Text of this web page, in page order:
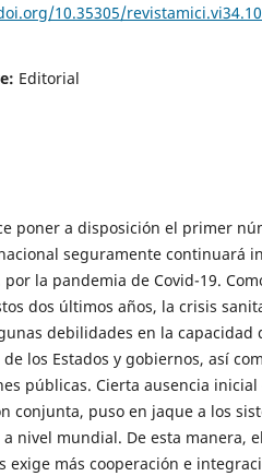
10.35305/
Editorial
poner a disposición el primer
seguramente continuará
la pandemia de Covid-19.
dos últimos años, la crisis
debilidades en la capacidad
los Estados y gobiernos, así
públicas. Cierta ausencia
conjunta, puso en jaque a los
a nivel mundial. De esta manera,
exige más cooperación e